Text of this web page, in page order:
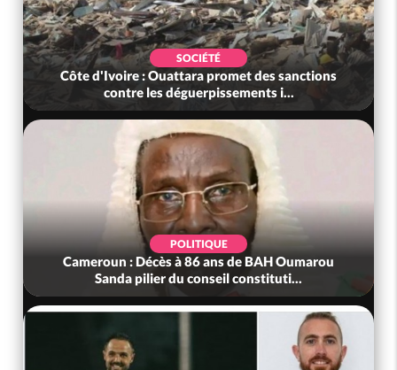
SOCIÉTÉ
Côte d'Ivoire : Ouattara promet des sanctions
contre les déguerpissements i...
POLITIQUE
Cameroun : Décès à 86 ans de BAH Oumarou
Sanda pilier du conseil constituti...